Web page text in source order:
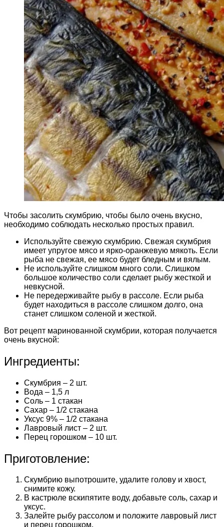
Чтобы засолить скумбрию, чтобы было очень вкусно,
необходимо соблюдать несколько простых правил.
Используйте свежую скумбрию. Свежая скумбрия
имеет упругое мясо и ярко-оранжевую мякоть. Если
рыба не свежая, ее мясо будет бледным и вялым.
Не используйте слишком много соли. Слишком
большое количество соли сделает рыбу жесткой и
невкусной.
Не передерживайте рыбу в рассоле. Если рыба
будет находиться в рассоле слишком долго, она
станет слишком соленой и жесткой.
Вот рецепт маринованной скумбрии, которая получается
очень вкусной:
Ингредиенты:
Скумбрия – 2 шт.
Вода – 1,5 л
Соль – 1 стакан
Сахар – 1/2 стакана
Уксус 9% – 1/2 стакана
Лавровый лист – 2 шт.
Перец горошком – 10 шт.
Приготовление:
Скумбрию выпотрошите, удалите голову и хвост,
снимите кожу.
В кастрюле вскипятите воду, добавьте соль, сахар и
уксус.
Залейте рыбу рассолом и положите лавровый лист
и перец горошком.